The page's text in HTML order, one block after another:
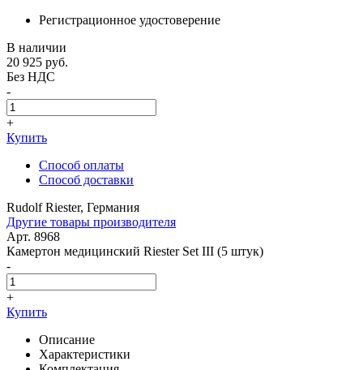
Регистрационное удостоверение
В наличии
20 925 руб.
Без НДС
-
+
Купить
Способ оплаты
Способ доставки
Rudolf Riester, Германия
Другие товары производителя
Арт. 8968
Камертон медицинский Riester Set III (5 штук)
-
+
Купить
Описание
Характеристики